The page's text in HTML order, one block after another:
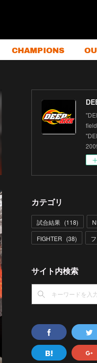
CHAMPIONS
カテゴリ
試合結果 (118)
FIGHTER (38)
サイト内検索